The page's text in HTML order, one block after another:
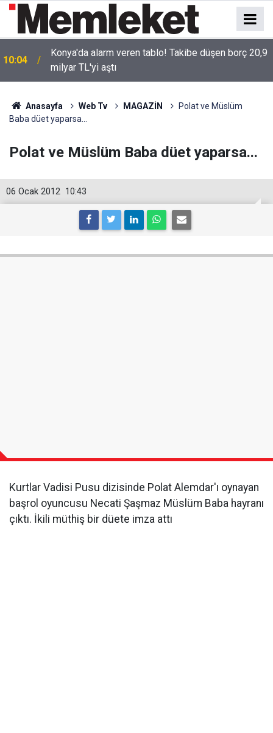
10:04
Konya'da alarm veren tablo! Takibe düşen borç 20,9
milyar TL'yi aştı
Anasayfa Web Tv MAGAZİN
Polat ve Müslüm
Baba düet yaparsa...
Polat ve Müslüm Baba düet yaparsa...
10:43
06 Ocak 2012
Kurtlar Vadisi Pusu dizisinde Polat Alemdar'ı oynayan
başrol oyuncusu Necati Şaşmaz Müslüm Baba hayranı
çıktı. İkili müthiş bir düete imza attı